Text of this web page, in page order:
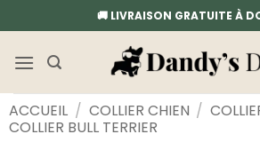
au
contenu
🚚 LIVRAISON GRATUITE À
ACCUEIL / COLLIER CHIEN /
COLLIER BULL TERRIER